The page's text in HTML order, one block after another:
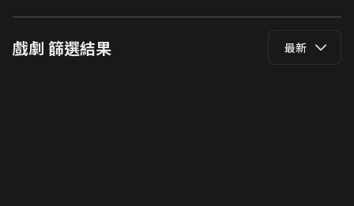
戲劇 篩選結果 最新